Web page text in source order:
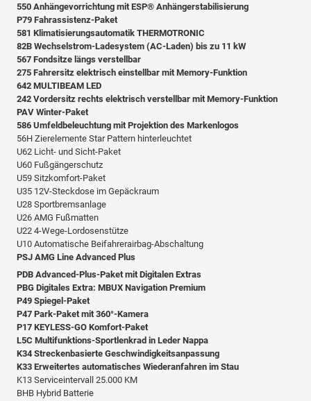
550 Anhängevorrichtung mit ESP® Anhängerstabilisierung
P79 Fahrassistenz-Paket
581 Klimatisierungsautomatik THERMOTRONIC
82B Wechselstrom-Ladesystem (AC-Laden) bis zu 11 kW
567 Fondsitze längs verstellbar
275 Fahrersitz elektrisch einstellbar mit Memory-Funktion
642 MULTIBEAM LED
242 Vordersitz rechts elektrisch verstellbar mit Memory-Funktion
PAV Winter-Paket
586 Umfeldbeleuchtung mit Projektion des Markenlogos
56H Zierelemente Star Pattern hinterleuchtet
U62 Licht- und Sicht-Paket
U60 Fußgängerschutz
U59 Sitzkomfort-Paket
U35 12V-Steckdose im Gepäckraum
U28 Sportbremsanlage
U26 AMG Fußmatten
U22 4-Wege-Lordosenstütze
U10 Automatische Beifahrerairbag-Abschaltung
PSJ AMG Line Advanced Plus
PDB Advanced-Plus-Paket mit Digitalen Extras
PBG Digitales Extra: MBUX Navigation Premium
P49 Spiegel-Paket
P47 Park-Paket mit 360°-Kamera
P17 KEYLESS-GO Komfort-Paket
L5C Multifunktions-Sportlenkrad in Leder Nappa
K34 Streckenbasierte Geschwindigkeitsanpassung
K33 Erweitertes automatisches Wiederanfahren im Stau
K13 Serviceintervall 25.000 KM
BHB Hybrid Batterie